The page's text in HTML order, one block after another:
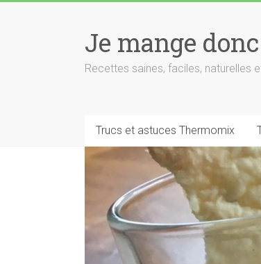
Je mange
Recettes saines, faciles, naturelles
Trucs et astuces Thermomix